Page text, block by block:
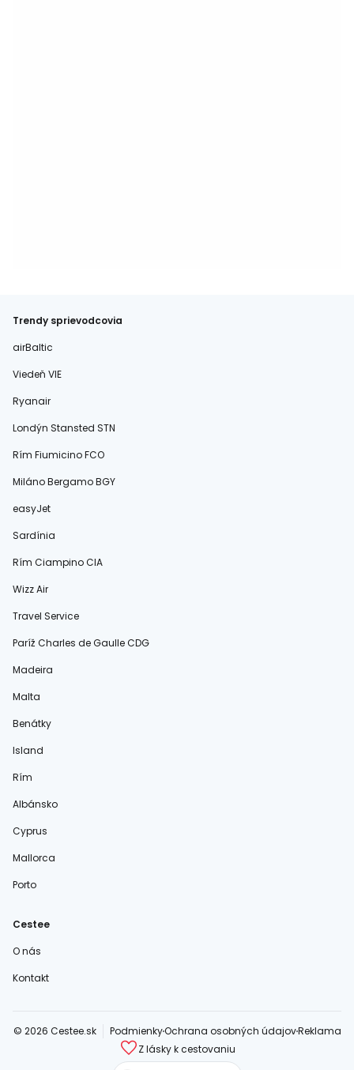
Trendy sprievodcovia
airBaltic
Viedeň VIE
Ryanair
Londýn Stansted STN
Rím Fiumicino FCO
Miláno Bergamo BGY
easyJet
Sardínia
Rím Ciampino CIA
Wizz Air
Travel Service
Paríž Charles de Gaulle CDG
Madeira
Malta
Benátky
Island
Rím
Albánsko
Cyprus
Mallorca
Porto
Cestee
O nás
Kontakt
© 2026 Cestee.sk PodmienkyOchrana osobných údajovReklama
Z lásky k cestovaniu
cestee.com